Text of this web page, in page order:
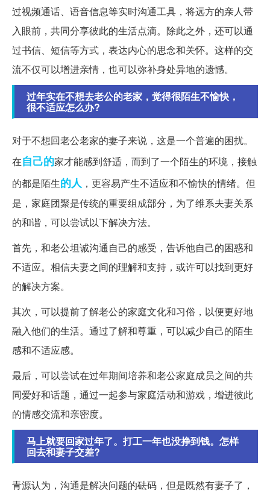
过视频通话、语音信息等实时沟通工具，将远方的亲人带
入眼前，共同分享彼此的生活点滴。除此之外，还可以通
过书信、短信等方式，表达内心的思念和关怀。这样的交
流不仅可以增进亲情，也可以弥补身处异地的遗憾。
过年实在不想去老公的老家，觉得很陌生不愉快，
很不适应怎么办?
对于不想回老公老家的妻子来说，这是一个普遍的困扰。
在自己的家才能感到舒适，而到了一个陌生的环境，接触
的都是陌生的人 ，更容易产生不适应和不愉快的情绪。但
是，家庭团聚是传统的重要组成部分，为了维系夫妻关系
的和谐，可以尝试以下解决方法。
首先，和老公坦诚沟通自己的感受，告诉他自己的困惑和
不适应。相信夫妻之间的理解和支持，或许可以找到更好
的解决方案。
其次，可以提前了解老公的家庭文化和习俗，以便更好地
融入他们的生活。通过了解和尊重，可以减少自己的陌生
感和不适应感。
最后，可以尝试在过年期间培养和老公家庭成员之间的共
同爱好和话题，通过一起参与家庭活动和游戏，增进彼此
的情感交流和亲密度。
马上就要回家过年了。打工一年也没挣到钱。怎样
回去和妻子交差?
青源认为，沟通是解决问题的砝码，但是既然有妻子了，